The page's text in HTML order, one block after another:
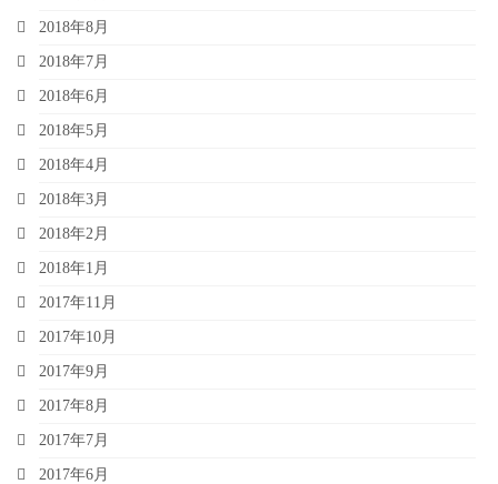
2018年8月
2018年7月
2018年6月
2018年5月
2018年4月
2018年3月
2018年2月
2018年1月
2017年11月
2017年10月
2017年9月
2017年8月
2017年7月
2017年6月